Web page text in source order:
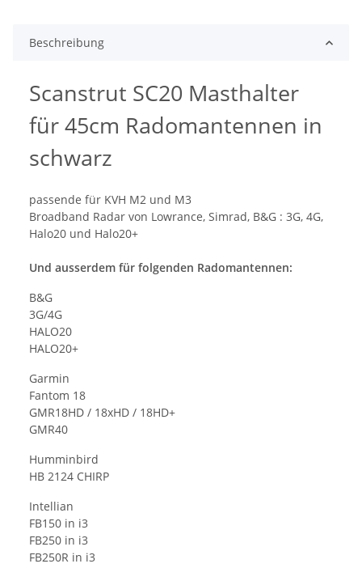
Beschreibung
Scanstrut SC20 Masthalter
für 45cm Radomantennen in
schwarz
passende für KVH M2 und M3
Broadband Radar von Lowrance, Simrad, B&G : 3G, 4G,
Halo20 und Halo20+
Und ausserdem für folgenden Radomantennen:
B&G
3G/4G
HALO20
HALO20+
Garmin
Fantom 18
GMR18HD / 18xHD / 18HD+
GMR40
Humminbird
HB 2124 CHIRP
Intellian
FB150 in i3
FB250 in i3
FB250R in i3